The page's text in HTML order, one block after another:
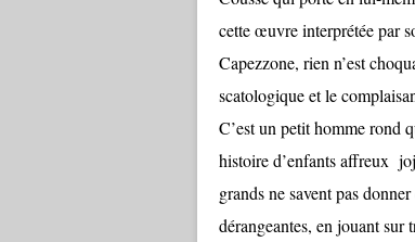
cette œuvre interprétée par
Capezzone, rien n’est
scatologique et le
C’est un petit homme rond
histoire d’enfants affreux
grands ne savent pas
dérangeantes, en jouant sur